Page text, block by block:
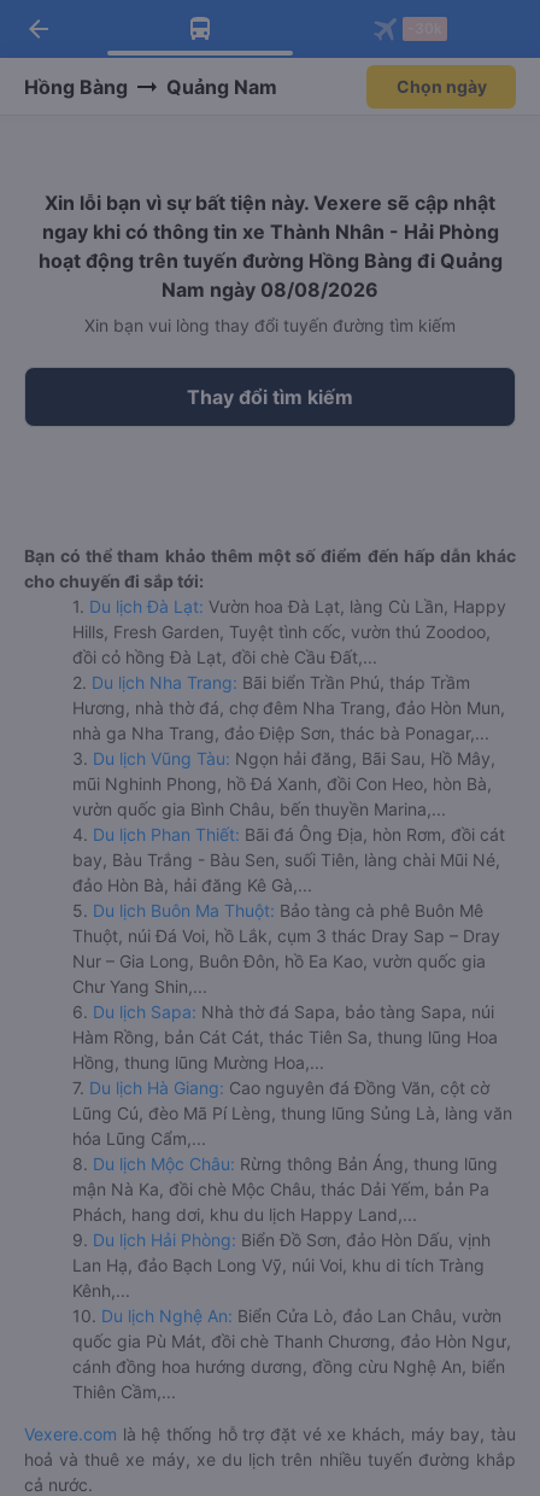
Tải app Vexere ngay!
Nhận ưu đãi thành viên độc
Mở app
Tải app Vexere
-30k/ghế khi đặt vé máy bay qua
Mở app
arrow_back
Hồng Bàng Quảng Nam Chọn ngày
Xin lỗi bạn vì sự bất tiện này. Vexere sẽ cập nhật
ngay khi có thông tin xe Thành Nhân - Hải Phòng
hoạt động trên tuyến đường Hồng Bàng đi Quảng
Nam ngày 08/08/2026
Xin bạn vui lòng thay đổi tuyến đường tìm kiếm
Thay đổi tìm kiếm
Bạn có thể tham khảo thêm một số điểm đến hấp dẫn khác
cho chuyến đi sắp tới:
1. Du lịch Đà Lạt: Vườn hoa Đà Lạt, làng Cù Lần, Happy
Hills, Fresh Garden, Tuyệt tình cốc, vườn thú Zoodoo,
đồi cỏ hồng Đà Lạt, đồi chè Cầu Đất,...
2. Du lịch Nha Trang: Bãi biển Trần Phú, tháp Trầm
Hương, nhà thờ đá, chợ đêm Nha Trang, đảo Hòn Mun,
nhà ga Nha Trang, đảo Điệp Sơn, thác bà Ponagar,...
3. Du lịch Vũng Tàu: Ngọn hải đăng, Bãi Sau, Hồ Mây,
mũi Nghinh Phong, hồ Đá Xanh, đồi Con Heo, hòn Bà,
vườn quốc gia Bình Châu, bến thuyền Marina,...
4. Du lịch Phan Thiết: Bãi đá Ông Địa, hòn Rơm, đồi cát
bay, Bàu Trắng - Bàu Sen, suối Tiên, làng chài Mũi Né,
đảo Hòn Bà, hải đăng Kê Gà,...
5. Du lịch Buôn Ma Thuột: Bảo tàng cà phê Buôn Mê
Thuột, núi Đá Voi, hồ Lắk, cụm 3 thác Dray Sap – Dray
Nur – Gia Long, Buôn Đôn, hồ Ea Kao, vườn quốc gia
Chư Yang Shin,...
6. Du lịch Sapa: Nhà thờ đá Sapa, bảo tàng Sapa, núi
Hàm Rồng, bản Cát Cát, thác Tiên Sa, thung lũng Hoa
Hồng, thung lũng Mường Hoa,...
7. Du lịch Hà Giang: Cao nguyên đá Đồng Văn, cột cờ
Lũng Cú, đèo Mã Pí Lèng, thung lũng Sủng Là, làng văn
hóa Lũng Cẩm,...
8. Du lịch Mộc Châu: Rừng thông Bản Áng, thung lũng
mận Nà Ka, đồi chè Mộc Châu, thác Dải Yếm, bản Pa
Phách, hang dơi, khu du lịch Happy Land,...
9. Du lịch Hải Phòng: Biển Đồ Sơn, đảo Hòn Dấu, vịnh
Lan Hạ, đảo Bạch Long Vỹ, núi Voi, khu di tích Tràng
Kênh,...
10. Du lịch Nghệ An: Biển Cửa Lò, đảo Lan Châu, vườn
quốc gia Pù Mát, đồi chè Thanh Chương, đảo Hòn Ngư,
cánh đồng hoa hướng dương, đồng cừu Nghệ An, biển
Thiên Cầm,...
Vexere.com là hệ thống hỗ trợ đặt vé xe khách, máy bay, tàu
hoả và thuê xe máy, xe du lịch trên nhiều tuyến đường khắp
cả nước.